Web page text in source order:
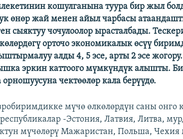
кошулганына туура бир жыл
өнөр жай менен айыл чарбасы
сыяктуу чочулоолор ырасталбады.
орточо экономикалык өсүү
алды 4, 5 эсе, арты 2 эсе
эркин каттоого мүмкүндүк алышты.
чектөөлөр кала берүүдө.
мүчө өлкөлөрдүн саны онго
-Эстония, Латвия, Литва,
мүчөлөрү Мажаристан, Польша, Чехия